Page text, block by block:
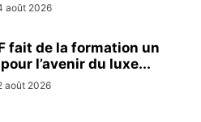
août 2026
fait de la formation un
l’avenir du luxe...
août 2026